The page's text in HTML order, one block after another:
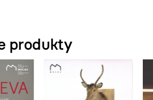
produkty